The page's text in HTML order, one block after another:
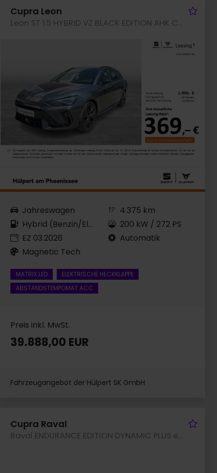
merken
Cupra Leon
Leon ST 1.5 HYBRID VZ BLACK EDITION AHK CAM LM19
Jahreswagen
Hybrid (Benzin/Elektro)
EZ 03.2026
Magnetic Tech
4.375 km
200 kW / 272 PS
Automatik
MATRIX LED
ELEKTRISCHE HECKKLAPPE
ABSTANDSTEMPOMAT ACC
Preis inkl. MwSt.
39.888,00 EUR
Fahrzeugangebot der Hülpert SK GmbH
merken
Cupra Raval
Raval ENDURANCE EDITION DYNAMIC PLUS eSITZE LM19